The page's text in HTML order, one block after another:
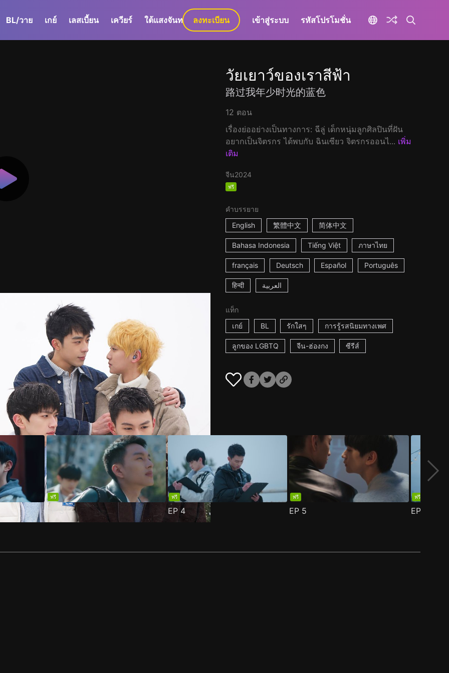
BL/วาย เกย์ เลสเบี้ยน เควียร์ ใต้แสงจันทร์ GaLa+
ลงทะเบียน เข้าสู่ระบบ รหัสโปรโมชั่น
วัยเยาว์ของเราสีฟ้า
路过我年少时光的蓝色
12 ตอน
เรื่องย่ออย่างเป็นทางการ: ฉีลู่ เด็กหนุ่มลูกศิลปินที่ฝัน
อยากเป็นจิตรกร ได้พบกับ ฉินเซียว จิตรกรออนไ... เพิ่ม
เติม
จีน2024
ฟรี
คำบรรยาย
English
繁體中文 简体中文
Bahasa Indonesia Tiếng Việt ภาษาไทย
français Deutsch Español Português
हिन्दी العربية
แท็ก
เกย์
BL รักใสๆ การรู้รสนิยมทางเพศ
ลูกของ LGBTQ จีน-ฮ่องกง ซีรีส์
ฟรี ฟรี
EP4
ฟรี
EP 5
ฟรี
EP